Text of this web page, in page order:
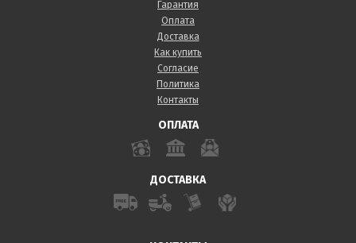
Гарантия
Оплата
Доставка
Как купить
Согласие
Политика
Контакты
ОПЛАТА
ДОСТАВКА